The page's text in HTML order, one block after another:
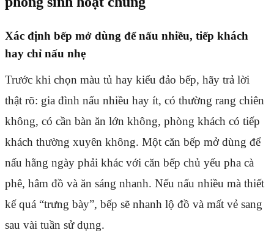
Xác định bếp mở dùng để nấu nhiều, tiếp khách
hay chỉ nấu nhẹ
Trước khi chọn màu tủ hay kiểu đảo bếp, hãy trả lời
thật rõ: gia đình nấu nhiều hay ít, có thường rang chiên
không, có cần bàn ăn lớn không, phòng khách có tiếp
khách thường xuyên không. Một căn bếp mở dùng để
nấu hằng ngày phải khác với căn bếp chủ yếu pha cà
phê, hâm đồ và ăn sáng nhanh. Nếu nấu nhiều mà thiết
kế quá “trưng bày”, bếp sẽ nhanh lộ đồ và mất vẻ sang
sau vài tuần sử dụng.